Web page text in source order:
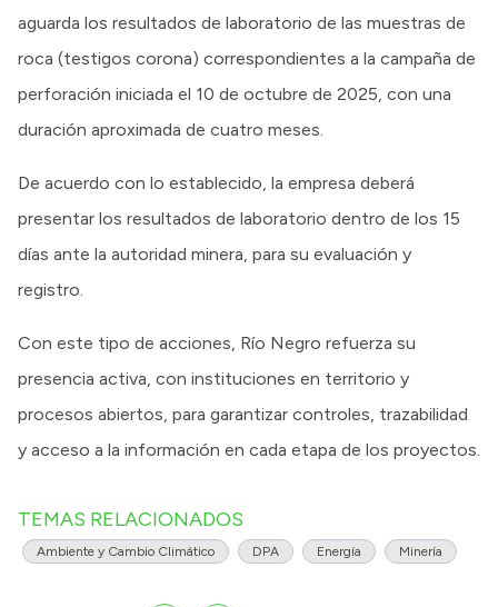
aguarda los resultados de laboratorio de las muestras de
roca (testigos corona) correspondientes a la campaña de
perforación iniciada el 10 de octubre de 2025, con una
duración aproximada de cuatro meses.
De acuerdo con lo establecido, la empresa deberá
presentar los resultados de laboratorio dentro de los 15
días ante la autoridad minera, para su evaluación y
registro.
Con este tipo de acciones, Río Negro refuerza su
presencia activa, con instituciones en territorio y
procesos abiertos, para garantizar controles, trazabilidad
y acceso a la información en cada etapa de los proyectos.
TEMAS RELACIONADOS
Ambiente y Cambio Climático DPA Energía Minería